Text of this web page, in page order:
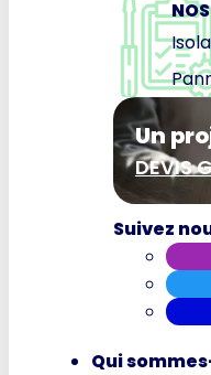
Un
DEVIS
Suivez
Qui